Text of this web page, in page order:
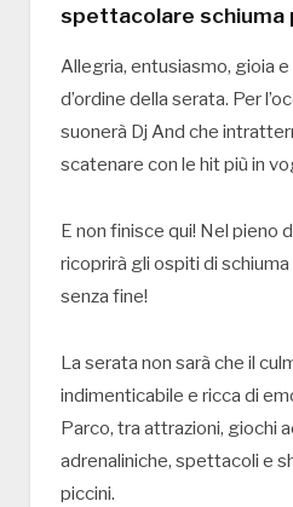
spettacolare schiuma
Allegria, entusiasmo, gioia
d’ordine della serata. Per
suonerà Dj And che
scatenare con le hit più in
E non finisce qui! Nel pieno
ricoprirà gli ospiti di
senza fine!
La serata non sarà che il
indimenticabile e ricca di
Parco, tra attrazioni, giochi
adrenaliniche, spettacoli e
piccini.